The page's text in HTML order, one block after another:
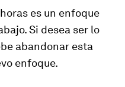
es un enfoque
Si desea ser lo
abandonar esta
enfoque.